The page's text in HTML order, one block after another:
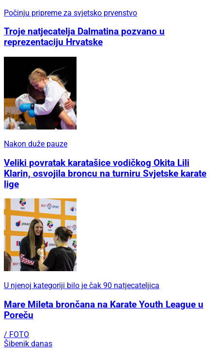
Počinju pripreme za svjetsko prvenstvo
Troje natjecatelja Dalmatina pozvano u
reprezentaciju Hrvatske
Nakon duže pauze
Veliki povratak karatašice vodičkog Okita Lili
Klarin, osvojila broncu na turniru Svjetske karate
lige
U njenoj kategoriji bilo je čak 90 natjecateljica
Mare Mileta brončana na Karate Youth League u
Poreču
/ FOTO
Šibenik danas